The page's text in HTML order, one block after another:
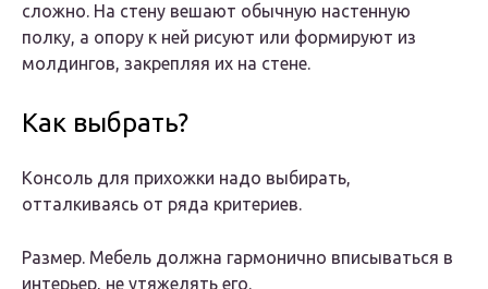
сложно. На стену вешают обычную настенную
полку, а опору к ней рисуют или формируют из
молдингов, закрепляя их на стене.
Как выбрать?
Консоль для прихожки надо выбирать,
отталкиваясь от ряда критериев.
Размер. Мебель должна гармонично вписываться в
интерьер, не утяжелять его.